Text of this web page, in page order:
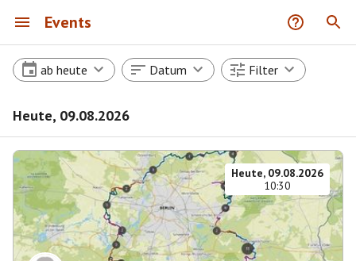
Events
ab heute Datum Filter
Heute, 09.08.2026
Heute, 09.08.2026
10:30